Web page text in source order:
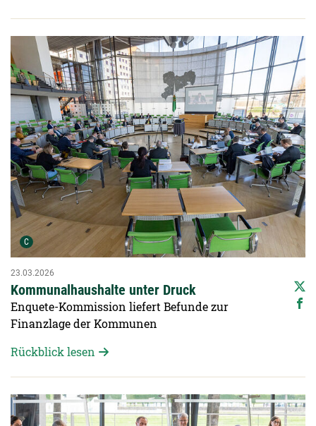
Detailansicht öffnen:
C Urheber der Grafik:
Kommunalhaushalte unter Druck
23.03.2026
Enquete-Kommission liefert Befunde zur
Finanzlage der Kommunen
Rückblick lesen
Detailansicht öffnen: